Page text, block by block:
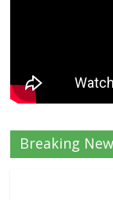
Breaking